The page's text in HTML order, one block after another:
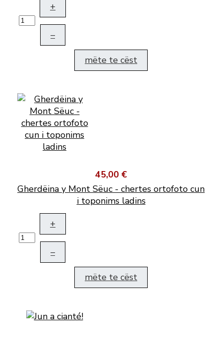
+
–
mëte te cëst
45,00 €
Gherdëina y Mont Sëuc - chertes ortofoto cun
i toponims ladins
+
–
mëte te cëst